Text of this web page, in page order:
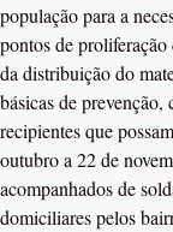
população para a
pontos de
da distribuição do
básicas de
recipientes que
outubro a 22 de
acompanhados de
domiciliares pelos